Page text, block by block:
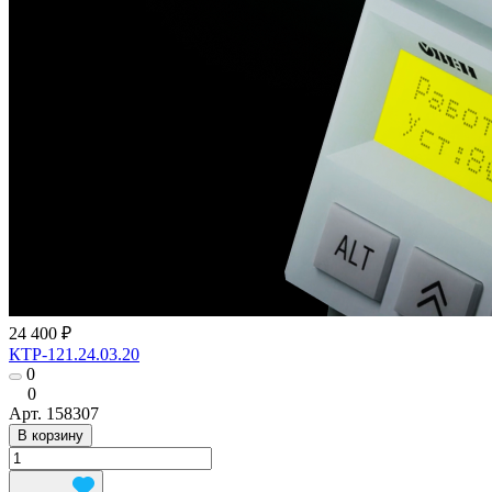
24 400 ₽
КТР-121.24.03.20
0
0
Арт. 158307
В корзину